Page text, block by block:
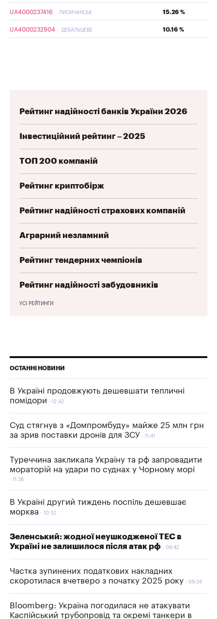
UA4000237416 ЛИСИЧАНСЬК 15.26 %
UA4000232904 ДЕБАЛЬЦЕВЕ 10.16 %
Рейтинг надійності банків України 2026
Інвестиційний рейтинг – 2025
ТОП 200 компаній
Рейтинг криптобірж
Рейтинг надійності страхових компаній
Аграрний незламний
Рейтинг тендерних чемпіонів
Рейтинг надійності забудовників
УСІ РЕЙТИНГИ
ОСТАННІ НОВИНИ
В Україні продовжують дешевшати тепличні
помідори
12:42
Суд стягнув з «Домпромбуду» майже 25 млн грн
за зрив поставки дронів для ЗСУ
11:41
Туреччина закликала Україну та рф запровадити
мораторій на удари по суднах у Чорному морі
11:36
В Україні другий тиждень поспіль дешевшає
морква
10:32
Зеленський: жодної неушкодженої ТЕС в
Україні не залишилося після атак рф
09:42
Частка зупинених податкових накладних
скоротилася вчетверо з початку 2025 року
09:34
Bloomberg: Україна погодилася не атакувати
Каспійський трубопровід та окремі танкери в